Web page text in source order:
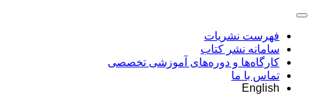
فهرست نشریات
سامانه نشر کتاب
کارگاه‌ها و دوره‌های آموزشی تخصصی
تماس با ما
English